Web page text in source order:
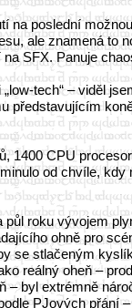
na poslední
ale znamená to
SFX. Panuje
tech“ – viděl
představujícím
1400 CPU
od chvíle, kdy
půl roku vývojem
ohně pro
se stlačeným
reálný oheň –
– byl extrémně
PJových přání